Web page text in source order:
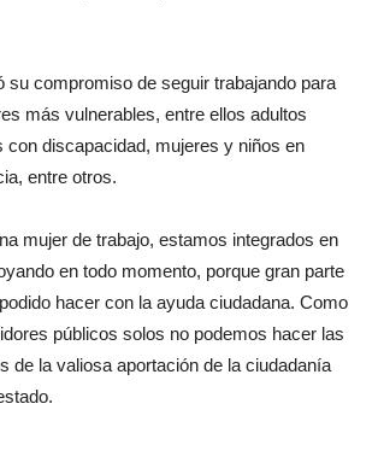
su compromiso de seguir trabajando para
más vulnerables, entre ellos adultos
con discapacidad, mujeres y niños en
entre otros.
mujer de trabajo, estamos integrados en
en todo momento, porque gran parte
hacer con la ayuda ciudadana. Como
públicos solos no podemos hacer las
de la valiosa aportación de la ciudadanía